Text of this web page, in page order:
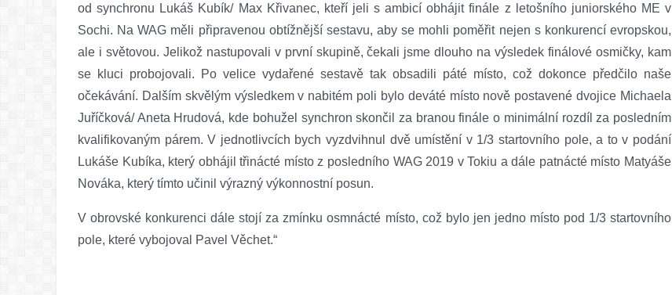
od synchronu Lukáš Kubík/ Max Křivanec, kteří jeli s ambicí obhájit finále z letošního juniorského ME v
Sochi. Na WAG měli připravenou obtížnější sestavu, aby se mohli poměřit nejen s konkurencí evropskou,
ale i světovou. Jelikož nastupovali v první skupině, čekali jsme dlouho na výsledek finálové osmičky, kam
se kluci probojovali. Po velice vydařené sestavě tak obsadili páté místo, což dokonce předčilo naše
očekávání. Dalším skvělým výsledkem v nabitém poli bylo deváté místo nově postavené dvojice Michaela
Juříčková/ Aneta Hrudová, kde bohužel synchron skončil za branou finále o minimální rozdíl za posledním
kvalifikovaným párem. V jednotlivcích bych vyzdvihnul dvě umístění v 1/3 startovního pole, a to v podání
Lukáše Kubíka, který obhájil třinácté místo z posledního WAG 2019 v Tokiu a dále patnácté místo Matyáše
Nováka, který tímto učinil výrazný výkonnostní posun.
V obrovské konkurenci dále stojí za zmínku osmnácté místo, což bylo jen jedno místo pod 1/3 startovního
pole, které vybojoval Pavel Věchet.“